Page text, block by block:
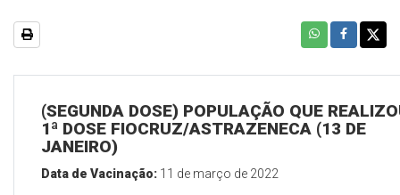
(SEGUNDA DOSE) POPULAÇÃO QUE
1ª DOSE FIOCRUZ/ASTRAZENECA (13 DE
JANEIRO)
Data de Vacinação: 11 de março de 2022